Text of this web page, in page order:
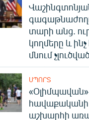
տարի անց.
կողմերը և
մնում չլուծված
ՍՊՈՐՏ
հավաքականի
աշխարհի